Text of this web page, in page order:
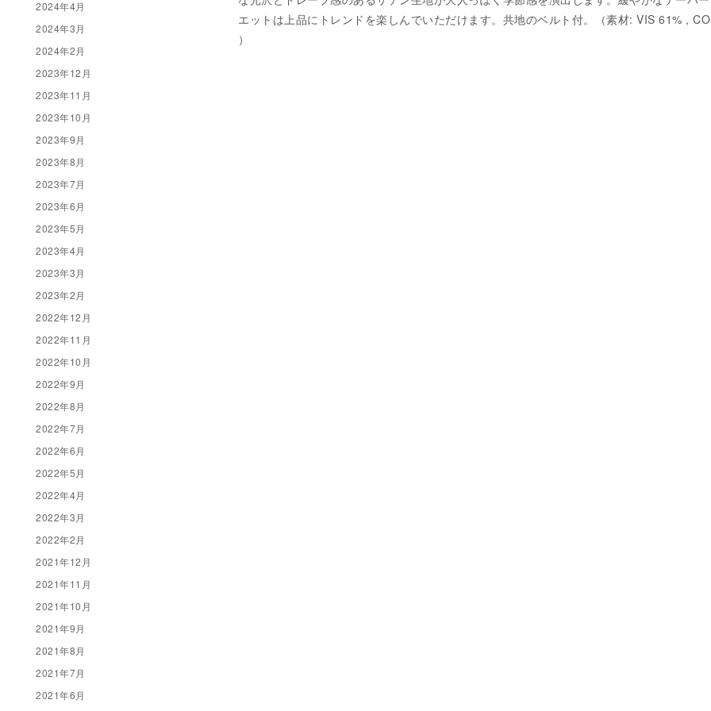
エットは上品にトレンドを楽しんでいただけます。共地のベルト付。（素材: VIS 61% ,
）
2024年4月
2024年3月
2024年2月
2023年12月
2023年11月
2023年10月
2023年9月
2023年8月
2023年7月
2023年6月
2023年5月
2023年4月
2023年3月
2023年2月
2022年12月
2022年11月
2022年10月
2022年9月
2022年8月
2022年7月
2022年6月
2022年5月
2022年4月
2022年3月
2022年2月
2021年12月
2021年11月
2021年10月
2021年9月
2021年8月
2021年7月
2021年6月